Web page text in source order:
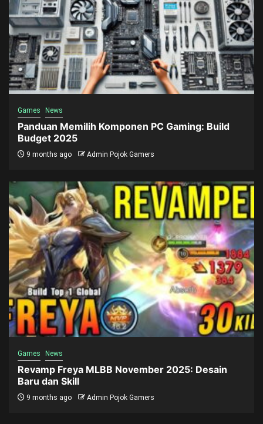
Games News
Panduan Memilih Komponen PC Gaming: Build
Budget 2025
9 months ago Admin Pojok Gamers
Games News
Revamp Freya MLBB November 2025: Desain
Baru dan Skill
9 months ago Admin Pojok Gamers